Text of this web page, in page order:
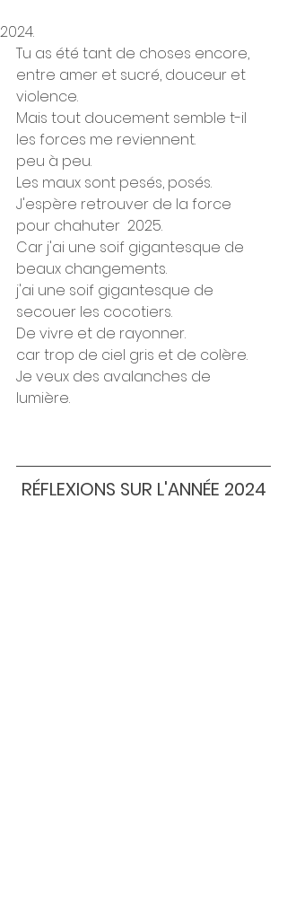
Tu as été tant de choses encore,
entre amer et sucré, douceur et
violence.
Mais tout doucement semble t-il
les forces me reviennent.
peu à peu.
Les maux sont pesés, posés.
J'espère retrouver de la force
pour chahuter  2025.
Car j'ai une soif gigantesque de
beaux changements.
j'ai une soif gigantesque de
secouer les cocotiers.
De vivre et de rayonner.
car trop de ciel gris et de colère.
Je veux des avalanches de
lumière.
RÉFLEXIONS SUR L'ANNÉE 2024